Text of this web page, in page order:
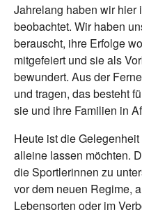
Jahrelang haben wir hier
beobachtet. Wir haben
berauscht, ihre Erfolge
mitgefeiert und sie als
bewundert. Aus der
und tragen, das besteht
sie und ihre Familien in
Heute ist die
alleine lassen möchten.
die Sportlerinnen zu
vor dem neuen Regime,
Lebensorten oder im